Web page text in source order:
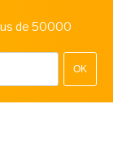
de 50000
OK